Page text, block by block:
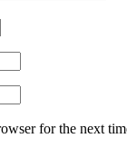
for the next